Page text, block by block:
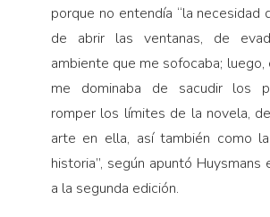
porque no entendía “la necesidad
de abrir las ventanas, de
ambiente que me sofocaba;
me dominaba de sacudir los
romper los límites de la novela,
arte en ella, así también como
historia”, según apuntó Huysmans
a la segunda edición.